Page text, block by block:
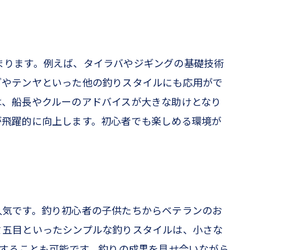
ます。例えば、タイラバやジギングの基礎技術
テンヤといった他の釣りスタイルにも応用がで
船長やクルーのアドバイスが大きな助けとなり
躍的に向上します。初心者でも楽しめる環境が
です。釣り初心者の子供たちからベテランのお
目といったシンプルな釣りスタイルは、小さな